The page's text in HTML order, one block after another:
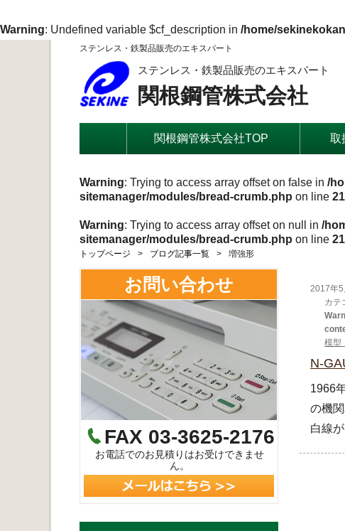
Warning: Undefined variable $cf_description in /home/
ステンレス・鉄製品販売のエキスパート
ステンレス・鉄製品販売のエキスパート
関根鋼管株式会社
関根鋼管株式会社TOP 取
Warning: Trying to access array offset on false in /
sitemanager/modules/bread-crumb.php on line
Warning: Trying to access array offset on null in /
sitemanager/modules/bread-crumb.php on line
トップページ ブログ記事一覧 増強形
2017年5
カテ
模型
N-
1966
の機
白線
お問い合わせ
FAX 03-3625-2176
お電話でのお見積りはお受けできませ
ん。